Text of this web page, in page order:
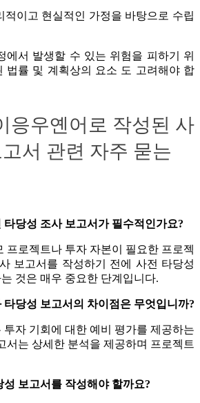
적이고 현실적인 가정을 바탕으로 수립
에서 발생할 수 있는 위험을 피하기 위
법률 및 계획상의 요소 도 고려해야 합
응우옌어로 작성된 사
서 관련 자주 묻는
당성 조사 보고서가 필수적인가요?
프로젝트나 투자 자본이 필요한 프로젝
보고서를 작성하기 전에 사전 타당성
것은 매우 중요한 단계입니다.
당성 보고서의 차이점은 무엇입니까?
자 기회에 대한 예비 평가를 제공하는
서는 상세한 분석을 제공하며 프로젝트
보고서를 작성해야 할까요?